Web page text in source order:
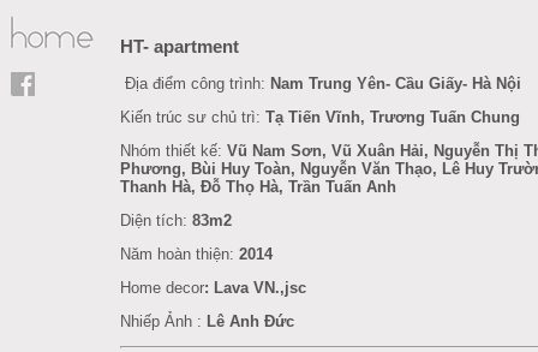
HT- apartment
Địa điểm công trình: Nam Trung Yên- Cầu Giấy- Hà Nội
Kiến trúc sư chủ trì: Tạ Tiến Vĩnh, Trương Tuấn Chung
Nhóm thiết kế: Vũ Nam Sơn, Vũ Xuân Hải, Nguyễn Thị
Phương, Bùi Huy Toàn, Nguyễn Văn Thạo, Lê Huy
Thanh Hà, Đỗ Thọ Hà, Trần Tuấn Anh
Diện tích: 83m2
Năm hoàn thiện: 2014
Home decor: Lava VN.,jsc
Nhiếp Ảnh : Lê Anh Đức